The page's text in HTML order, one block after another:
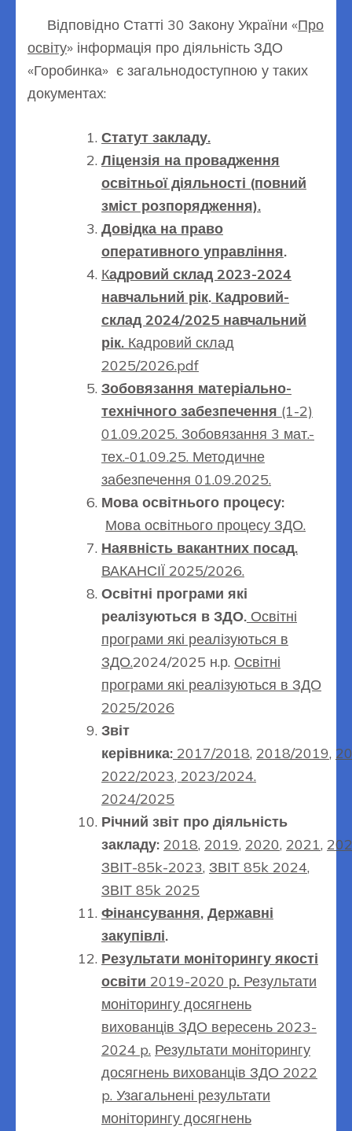
Відповідно Статті 30 Закону України «Про
освіту» інформація про діяльність ЗДО
«Горобинка» є загальнодоступною у таких
документах:
Статут закладу.
Ліцензія на провадження
освітньої діяльності (повний
зміст розпорядження).
Довідка на право
оперативного управління.
Кадровий склад 2023-2024
навчальний рік. Кадровий-
склад 2024/2025 навчальний
рік. Кадровий склад
2025/2026.pdf
Зобовязання матеріально-
технічного забезпечення (1-2)
01.09.2025. Зобовязання 3 мат.-
тех.-01.09.25. Методичне
забезпечення 01.09.2025.
Мова освітнього процесу:
Мова освітнього процесу ЗДО.
Наявність вакантних посад.
ВАКАНСІЇ 2025/2026.
Освітні програми які
реалізуються в ЗДО. Освітні
програми які реалізуються в
ЗДО.2024/2025 н.р. Освітні
програми які реалізуються в ЗДО
2025/2026
Звіт
керівника: 2017/2018, 2018/2019,
2022/2023, 2023/2024.
2024/2025
Річний звіт про діяльність
закладу: 2018, 2019, 2020, 2021,
ЗВІТ-85k-2023, ЗВІТ 85k 2024,
ЗВІТ 85k 2025
Фінансування, Державні
закупівлі.
Результати моніторингу якості
освіти 2019-2020 р. Результати
моніторингу досягнень
вихованців ЗДО вересень 2023-
2024 p. Результати моніторингу
досягнень вихованців ЗДО 2022
p. Узагальнені результати
моніторингу досягнень